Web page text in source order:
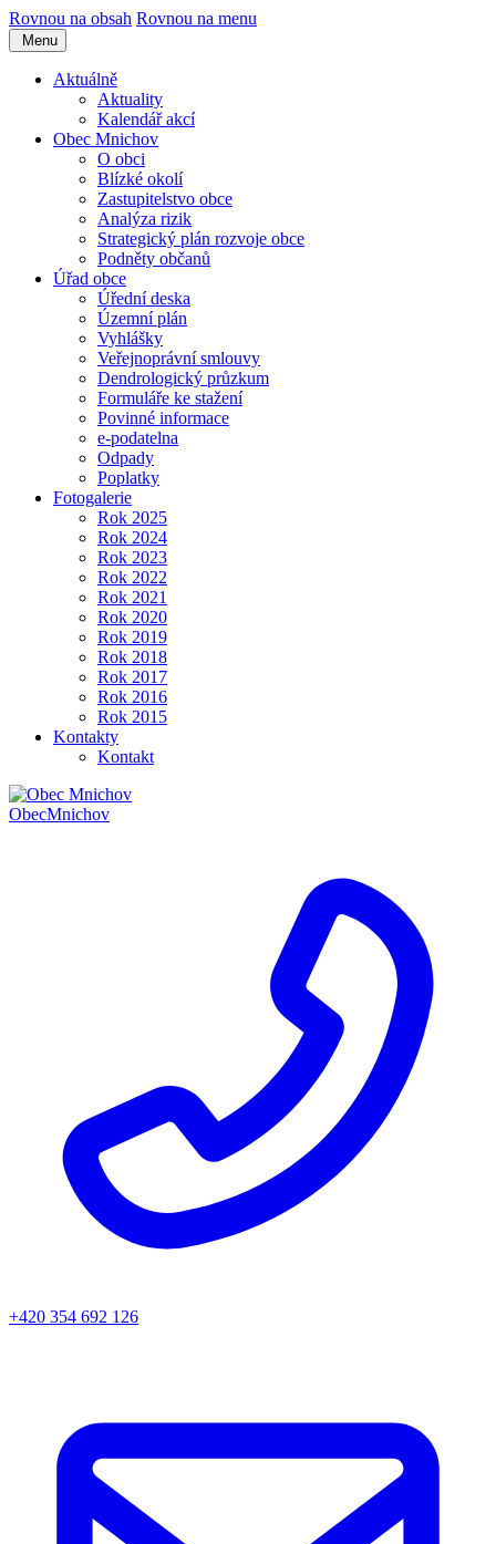
Rovnou na obsah Rovnou na menu
Menu
Aktuálně
Aktuality
Kalendář akcí
Obec Mnichov
O obci
Blízké okolí
Zastupitelstvo obce
Analýza rizik
Strategický plán rozvoje obce
Podněty občanů
Úřad obce
Úřední deska
Územní plán
Vyhlášky
Veřejnoprávní smlouvy
Dendrologický průzkum
Formuláře ke stažení
Povinné informace
e-podatelna
Odpady
Poplatky
Fotogalerie
Rok 2025
Rok 2024
Rok 2023
Rok 2022
Rok 2021
Rok 2020
Rok 2019
Rok 2018
Rok 2017
Rok 2016
Rok 2015
Kontakty
Kontakt
ObecMnichov
+420 354 692 126